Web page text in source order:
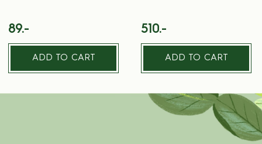
89.-
ADD TO CART
510.-
ADD TO CART